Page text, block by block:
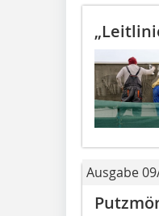
Ausgabe